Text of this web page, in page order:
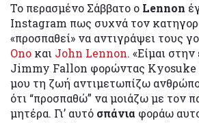
Το περασμένο Σάββατο ο Lennon
Instagram πως συχνά τον
«προσπαθεί» να αντιγράψει τους
Ono και John Lennon. «Είμαι
Jimmy Fallon φορώντας
μου τη ζωή αντιμετωπίζω
ότι “προσπαθώ” να μοιάζω με τον
μητέρα. Γι’ αυτό σπάνια φοράω